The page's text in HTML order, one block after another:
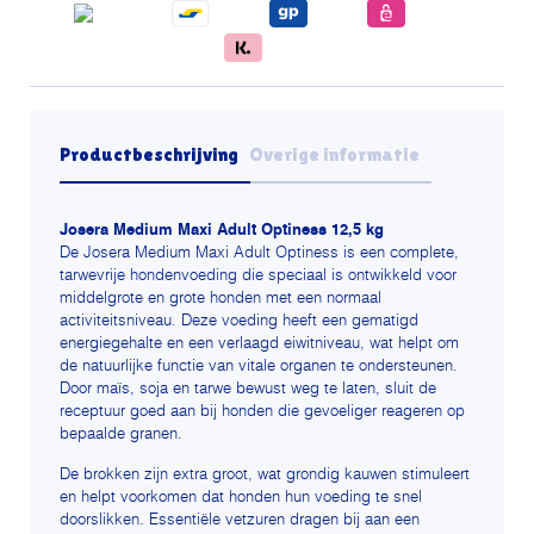
Productbeschrijving Overige informatie
Josera Medium Maxi Adult Optiness 12,5 kg
De Josera Medium Maxi Adult Optiness is een complete,
tarwevrije hondenvoeding die speciaal is ontwikkeld voor
middelgrote en grote honden met een normaal
activiteitsniveau. Deze voeding heeft een gematigd
energiegehalte en een verlaagd eiwitniveau, wat helpt om
de natuurlijke functie van vitale organen te ondersteunen.
Door maïs, soja en tarwe bewust weg te laten, sluit de
receptuur goed aan bij honden die gevoeliger reageren op
bepaalde granen.
De brokken zijn extra groot, wat grondig kauwen stimuleert
en helpt voorkomen dat honden hun voeding te snel
doorslikken. Essentiële vetzuren dragen bij aan een